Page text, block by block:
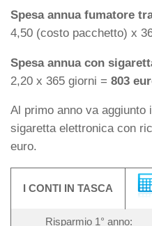
Spesa annua fumatore
4,50 (costo pacchetto) x
Spesa annua con
2,20 x 365 giorni = 803
Al primo anno va aggiunto
sigaretta elettronica con
euro.
I CONTI IN TASCA
Risparmio 1° anno: